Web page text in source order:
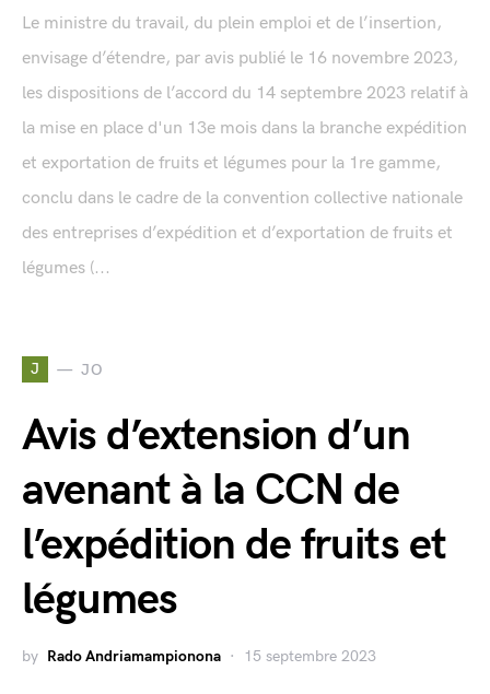
Le ministre du travail, du plein emploi et de l’insertion,
envisage d’étendre, par avis publié le 16 novembre 2023,
les dispositions de l’accord du 14 septembre 2023 relatif à
la mise en place d'un 13e mois dans la branche expédition
et exportation de fruits et légumes pour la 1re gamme,
conclu dans le cadre de la convention collective nationale
des entreprises d’expédition et d’exportation de fruits et
légumes (...
J JO
Avis d’extension d’un
avenant à la CCN de
l’expédition de fruits et
légumes
by Rado Andriamampionona 15 septembre 2023